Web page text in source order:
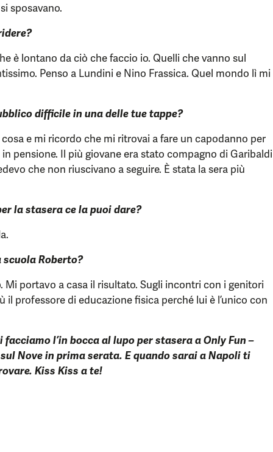
sposavano.
è lontano da ciò che faccio io. Quelli che vanno sul
Penso a Lundini e Nino Frassica. Quel mondo lì mi
difficile in una delle tue tappe?
e mi ricordo che mi ritrovai a fare un capodanno per
pensione. Il più giovane era stato compagno di Garibaldi
che non riuscivano a seguire. È stata la sera più
la stasera ce la puoi dare?
scuola Roberto?
Mi portavo a casa il risultato. Sugli incontri con i genitori
il professore di educazione fisica perché lui è l’unico con
l’in bocca al lupo per stasera a Only Fun –
Nove in prima serata. E quando sarai a Napoli ti
Kiss Kiss a te!